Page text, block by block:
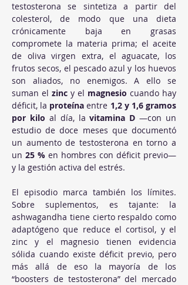
testosterona se sintetiza a partir del
colesterol, de modo que una dieta
crónicamente baja en grasas
compromete la materia prima; el aceite
de oliva virgen extra, el aguacate, los
frutos secos, el pescado azul y los huevos
son aliados, no enemigos. A ello se
suman el zinc y el magnesio cuando hay
déficit, la proteína entre 1,2 y 1,6 gramos
por kilo al día, la vitamina D —con un
estudio de doce meses que documentó
un aumento de testosterona en torno a
un 25 % en hombres con déficit previo—
y la gestión activa del estrés.
El episodio marca también los límites.
Sobre suplementos, es tajante: la
ashwagandha tiene cierto respaldo como
adaptógeno que reduce el cortisol, y el
zinc y el magnesio tienen evidencia
sólida cuando existe déficit previo, pero
más allá de eso la mayoría de los
“boosters de testosterona” del mercado